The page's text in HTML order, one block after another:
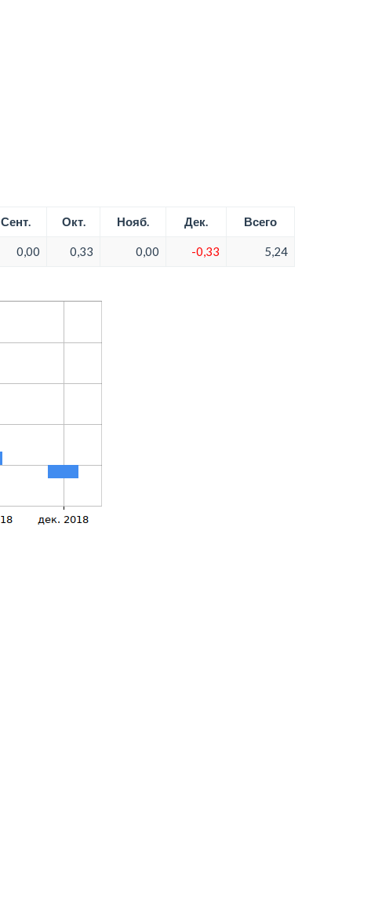
Сент. Окт. Нояб. Дек. Всего
0,00 0,33 0,00 -0,33 5,24